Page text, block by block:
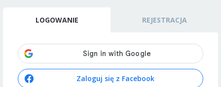
LOGOWANIE REJESTRACJA
Zaloguj się z Facebook